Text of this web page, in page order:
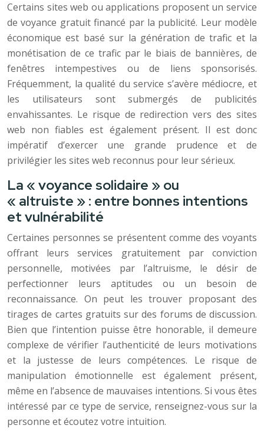
Certains sites web ou applications proposent un service
de voyance gratuit financé par la publicité. Leur modèle
économique est basé sur la génération de trafic et la
monétisation de ce trafic par le biais de bannières, de
fenêtres intempestives ou de liens sponsorisés.
Fréquemment, la qualité du service s’avère médiocre, et
les utilisateurs sont submergés de publicités
envahissantes. Le risque de redirection vers des sites
web non fiables est également présent. Il est donc
impératif d’exercer une grande prudence et de
privilégier les sites web reconnus pour leur sérieux.
La « voyance solidaire » ou
« altruiste » : entre bonnes intentions
et vulnérabilité
Certaines personnes se présentent comme des voyants
offrant leurs services gratuitement par conviction
personnelle, motivées par l’altruisme, le désir de
perfectionner leurs aptitudes ou un besoin de
reconnaissance. On peut les trouver proposant des
tirages de cartes gratuits sur des forums de discussion.
Bien que l’intention puisse être honorable, il demeure
complexe de vérifier l’authenticité de leurs motivations
et la justesse de leurs compétences. Le risque de
manipulation émotionnelle est également présent,
même en l’absence de mauvaises intentions. Si vous êtes
intéressé par ce type de service, renseignez-vous sur la
personne et écoutez votre intuition.